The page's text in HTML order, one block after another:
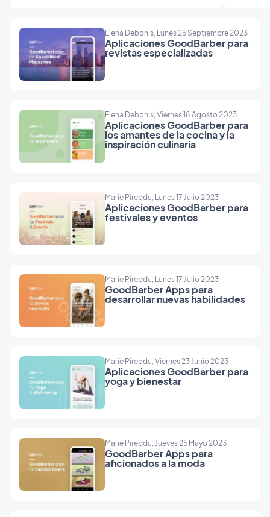
fomentan un sentimiento de comunidad y
comodidad. Desde las tiendas de ultramarinos
de la esquina hasta los mercados de productos
de confianza y las tiendas que venden productos
directo a
destinos,
Elena Debonis, Lunes 25 Septiembre 2023
Aplicaciones GoodBarber para
revistas especializadas
Elena Debonis, Viernes 18 Agosto 2023
Aplicaciones GoodBarber para
los amantes de la cocina y la
inspiración culinaria
Marie Pireddu, Lunes 17 Julio 2023
Aplicaciones GoodBarber para
festivales y eventos
Marie Pireddu, Lunes 17 Julio 2023
GoodBarber Apps para
desarrollar nuevas habilidades
Marie Pireddu, Viernes 23 Junio 2023
Aplicaciones GoodBarber para
yoga y bienestar
Marie Pireddu, Jueves 25 Mayo 2023
GoodBarber Apps para
aficionados a la moda